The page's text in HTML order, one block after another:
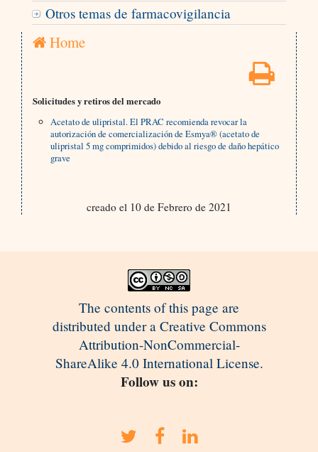
Otros temas de farmacovigilancia
Home
Solicitudes y retiros del mercado
Acetato de ulipristal. El PRAC recomienda revocar la
autorización de comercialización de Esmya® (acetato de
ulipristal 5 mg comprimidos) debido al riesgo de daño hepático
grave
creado el 10 de Febrero de 2021
The contents of this page are
distributed under a Creative Commons
Attribution-NonCommercial-
ShareAlike 4.0 International License.
Follow us on: